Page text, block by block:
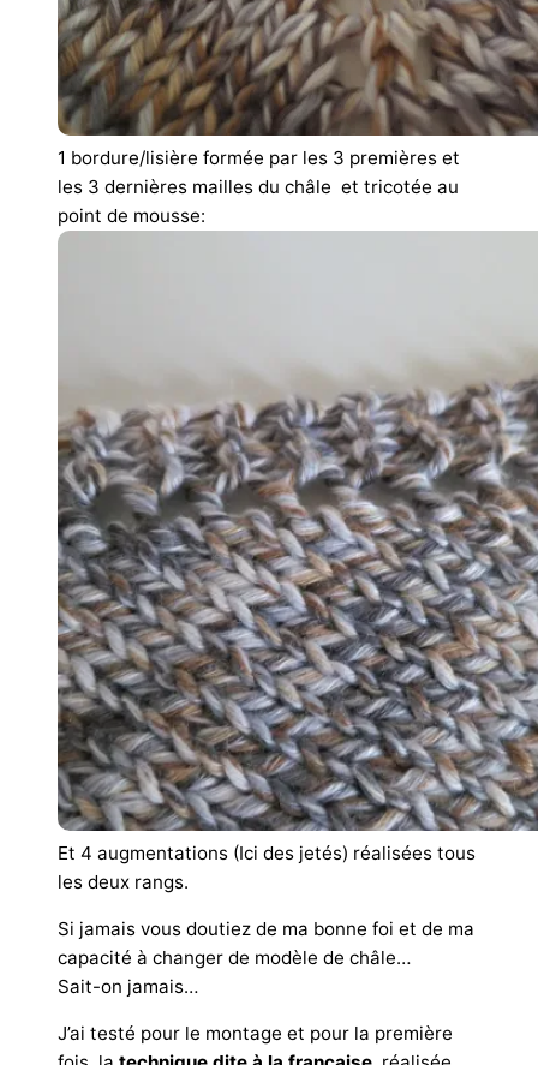
1 bordure/lisière formée par les 3 premières et
les 3 dernières mailles du châle et tricotée au
point de mousse:
Et 4 augmentations (Ici des jetés) réalisées tous
les deux rangs.
Si jamais vous doutiez de ma bonne foi et de ma
capacité à changer de modèle de châle…
Sait-on jamais…
J’ai testé pour le montage et pour la première